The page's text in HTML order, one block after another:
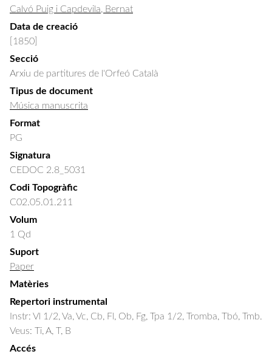
Calvó Puig i Capdevila, Bernat
Data de creació
[1850]
Secció
Arxiu de partitures de l'Orfeó Català
Tipus de document
Música manuscrita
Format
PG
Signatura
CEDOC 2.8_5031
Codi Topogràfic
C02.05.01.211
Volum
1 Qd
Suport
Paper
Matèries
Repertori instrumental
Instr: Vl 1/2, Va, Vc, Cb, Fl, Ob, Fg, Tpa 1/2, Tromba, Tbó, Tmb.
Veus: Ti, A, T, B
Accés